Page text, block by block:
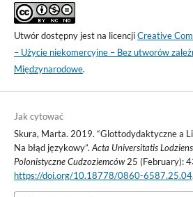
Utwór dostępny jest na licencjiCreative
– Użycie niekomercyjne – Bez utworów
Międzynarodowe.
Jak cytować
Skura, Marta. 2019. “Glottodydaktyczne a
Na błąd językowy”. Acta Universitatis
Polonistyczne Cudzoziemców25 (February):
https://doi.org/10.18778/0860-6587.25.04.